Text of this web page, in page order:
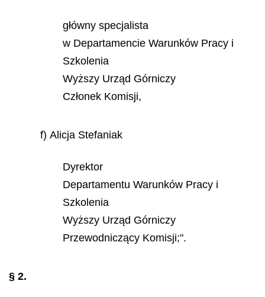
główny specjalista
w Departamencie Warunków Pracy i
Szkolenia
Wyższy Urząd Górniczy
Członek Komisji,
f) Alicja Stefaniak
Dyrektor
Departamentu Warunków Pracy i
Szkolenia
Wyższy Urząd Górniczy
Przewodniczący Komisji;".
§ 2.